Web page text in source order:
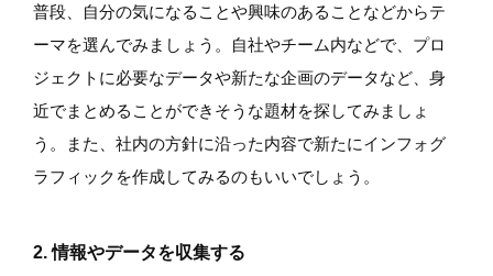
普段、自分の気になることや興味のあることなどからテ
ーマを選んでみましょう。自社やチーム内などで、プロ
ジェクトに必要なデータや新たな企画のデータなど、身
近でまとめることができそうな題材を探してみましょ
う。また、社内の方針に沿った内容で新たにインフォグ
ラフィックを作成してみるのもいいでしょう。
2. 情報やデータを収集する